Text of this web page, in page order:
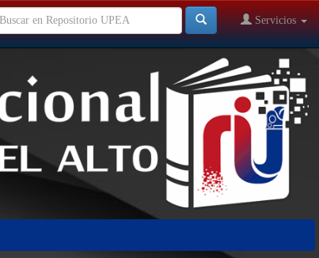
Servicios